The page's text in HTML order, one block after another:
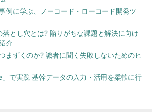
例に学ぶ、ノーコード・ローコード開発ツ
落とし穴とは? 陥りがちな課題と解決に向け
介
まずくのか? 識者に聞く失敗しないためのヒ
」で実践 基幹データの入力・活用を柔軟に行